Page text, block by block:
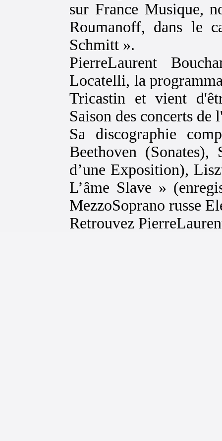
sur France Musique,
Roumanoff, dans le
Schmitt ».
Pierre­Laurent
Locatelli, la
Tricastin et vient
Saison des concerts
Sa discographie
Beethoven (Sonates),
d’une Exposition),
L’âme Slave »
Mezzo­Soprano russe
Retrouvez